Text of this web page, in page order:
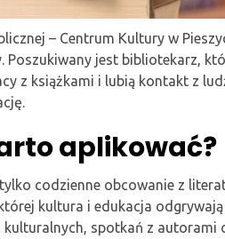
– Centrum Kultury w
jest bibliotekarz,
z książkami i lubią kontakt z
aplikować?
codzienne obcowanie z
kultura i edukacja
spotkań z